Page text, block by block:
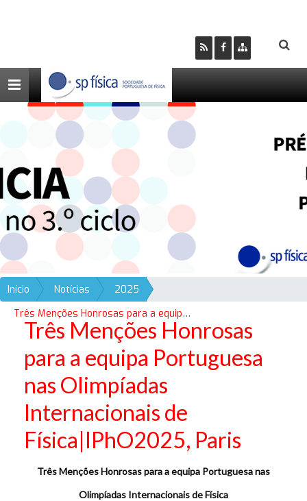
Toggle
navigation
Início Notícias
2025
Três Menções Honrosas para a equipa Portuguesa nas Olimpíadas Internacionais de Física|IPhO2025, Paris
Três Menções Honrosas
para a equipa Portuguesa
nas Olimpíadas
Internacionais de
Física|IPhO2025, Paris
Três Menções Honrosas para a equipa Portuguesa nas
Olimpíadas Internacionais de Física